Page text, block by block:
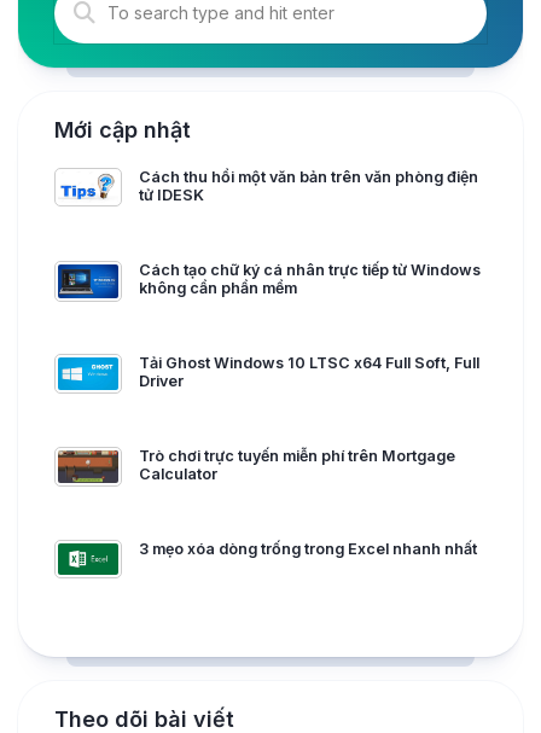
Mới cập nhật
Cách thu hồi một văn bản trên văn phòng điện
tử IDESK
Cách tạo chữ ký cá nhân trực tiếp từ Windows
không cần phần mềm
Tải Ghost Windows 10 LTSC x64 Full Soft, Full
Driver
Trò chơi trực tuyến miễn phí trên Mortgage
Calculator
3 mẹo xóa dòng trống trong Excel nhanh nhất
Theo dõi bài viết